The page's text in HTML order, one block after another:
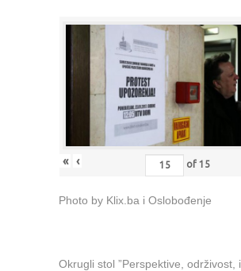
« ‹ of 15
Photo by Klix.ba i Oslobođenje
Okrugli stol ”Perspektive, održivost, i